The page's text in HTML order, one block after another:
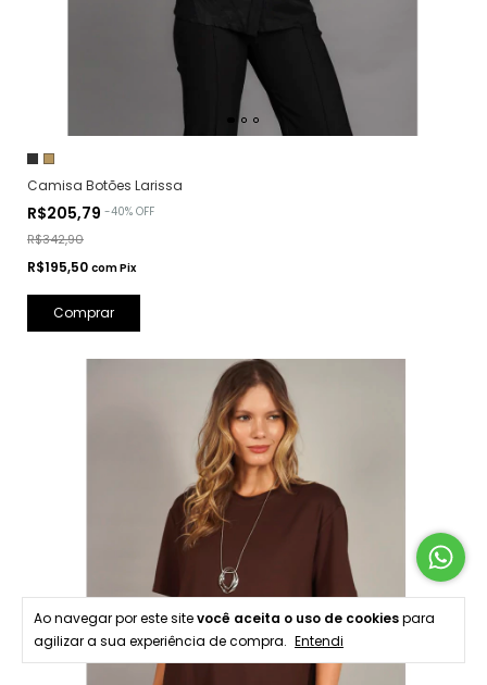
Ao navegar por este sitevocê aceita o uso de cookiespara
agilizar a sua experiência de compra. Entendi
Camisa Botões Larissa
R$205,79 -40% OFF
R$342,90
R$195,50 comPix
Comprar